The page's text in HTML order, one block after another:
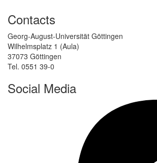
Contacts
Georg-August-Universität Göttingen
Wilhelmsplatz 1 (Aula)
37073 Göttingen
Tel. 0551 39-0
Social Media